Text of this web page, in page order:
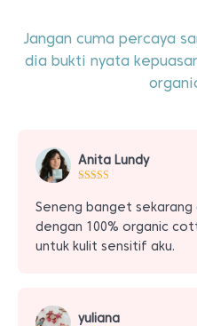
Jangan cuma percaya
dia bukti nyata
Anita Lundy
Seneng banget
dengan 100% organic
untuk kulit sensitif aku.
yuliana